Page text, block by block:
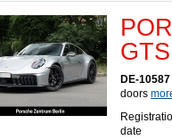
DE-
doors
date